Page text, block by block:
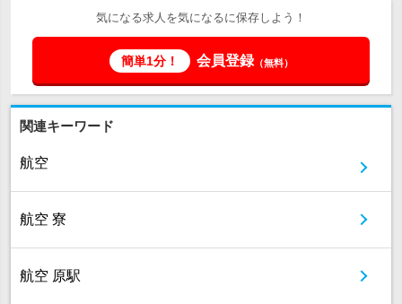
気になる求人を気になるに保存しよう！
簡単1分！ 会員登録（無料）
関連キーワード
航空
航空 寮
航空 原駅